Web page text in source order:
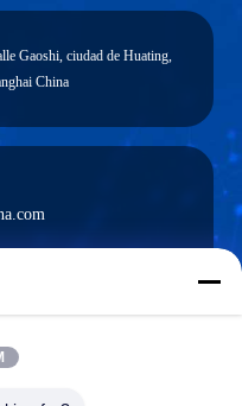
Gaoshi, ciudad de Huating,
China